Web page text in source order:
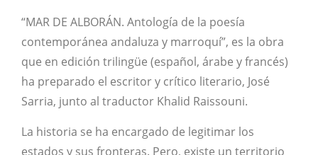
“MAR DE ALBORÁN. Antología de la poesía
contemporánea andaluza y marroquí”, es la obra
que en edición trilingüe (español, árabe y francés)
ha preparado el escritor y crítico literario, José
Sarria, junto al traductor Khalid Raissouni.
La historia se ha encargado de legitimar los
estados y sus fronteras. Pero, existe un territorio